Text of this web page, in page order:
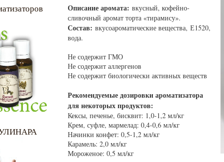
Описание аромата: вкусный, кофейно-
сливочный аромат торта «тирамису».
Состав: вкусоароматические вещества, Е1520,
вода.
Не содержит ГМО
Не содержит аллергенов
Не содержит биологически активных веществ
Рекомендуемые дозировки ароматизатора
для некоторых продуктов:
Кексы, печенье, бисквит: 1,0-1,2 мл/кг
Крем, суфле, мармелад: 0,4-0,6 мл/кг
Начинки конфет: 0,5-1,2 мл/кг
Карамель: 2,0 мл/кг
Мороженое: 0,5 мл/кг